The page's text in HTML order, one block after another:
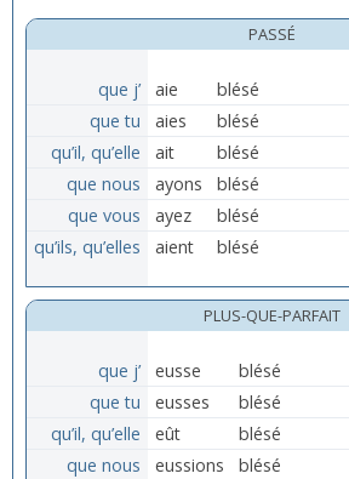
PASSÉ
que j’ aie
blésé
que tu
aies
blésé
qu’il, qu’elle
ait
blésé
que nous
ayons
blésé
que vous
ayez
blésé
qu’ils, qu’elles
aient blésé
PLUS-QUE-PARFAIT
que j’ eusse
blésé
que tu
eusses
blésé
qu’il, qu’elle
eût
blésé
que nous
eussions
blésé